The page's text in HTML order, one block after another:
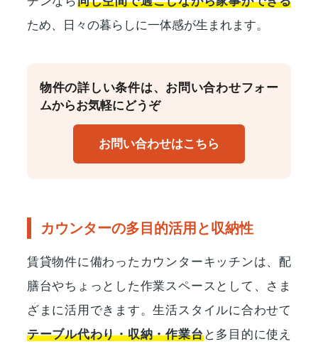
ため、日々の暮らしに一体感が生まれます。
物件の詳しい条件は、お問い合わせフォー
ムからお気軽にどうぞ
お問い合わせはこちら
カウンターの多目的活用と収納性
賃貸物件に備わったカウンターキッチンは、配
膳台やちょっとした作業スペースとして、さま
ざまに活用できます。生活スタイルに合わせて
テーブル代わり・収納・作業台と多目的に使え